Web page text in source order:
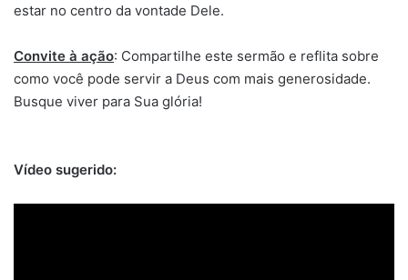
estar no centro da vontade Dele.
Convite à ação: Compartilhe este sermão e reflita sobre
como você pode servir a Deus com mais generosidade.
Busque viver para Sua glória!
Vídeo sugerido: